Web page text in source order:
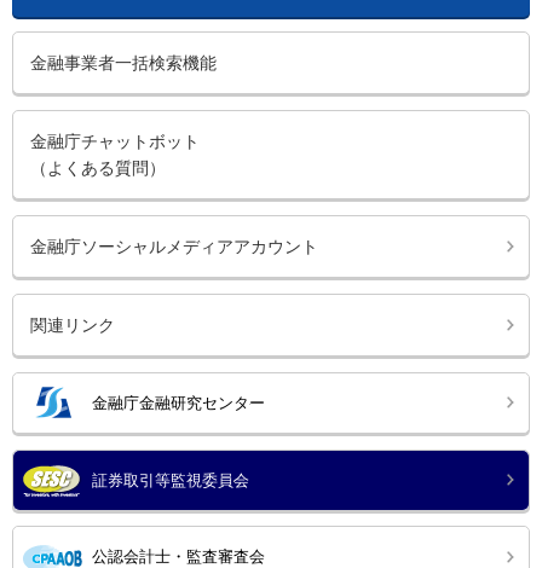
金融事業者一括検索機能
金融庁チャットボット
（よくある質問）
金融庁ソーシャルメディアアカウント
関連リンク
金融庁金融研究センター
証券取引等監視委員会
公認会計士・監査審査会